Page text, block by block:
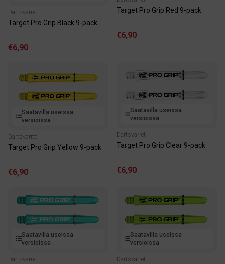
Dartsvarret
Target Pro Grip Black 9-pack
€6,90
Target Pro Grip Red 9-pack
€6,90
Saatavilla useissa
versioissa
Dartsvarret
Target Pro Grip Yellow 9-pack
€6,90
Saatavilla useissa
versioissa
Dartsvarret
Target Pro Grip Clear 9-pack
€6,90
Saatavilla useissa
versioissa
Dartsvarret
Saatavilla useissa
versioissa
Dartsvarret